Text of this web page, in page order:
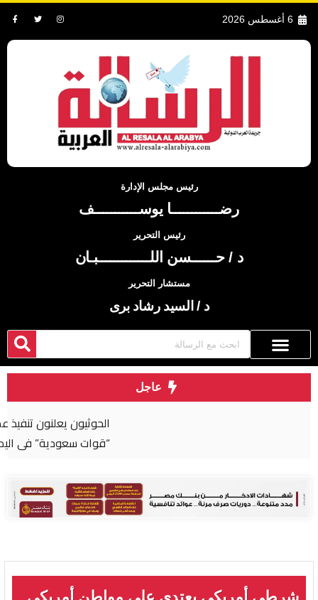
6 أغسطس 2026
رئيس مجلس الإدارة
رضــــــــــــا يوســـــــــــف
رئيس التحرير
د / حــــــسن اللـــــــــــــبـان
مستشار التحرير
د / السيد رشاد برى
عاجل
الحوثيون يعلنون تنفيذ عملية عسكرية واسعة ضد